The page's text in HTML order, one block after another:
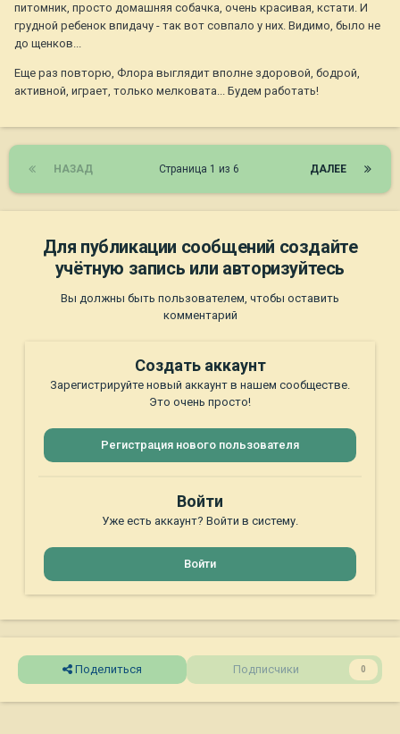
питомник, просто домашняя собачка, очень красивая, кстати. И
грудной ребенок впидачу - так вот совпало у них. Видимо, было не
до щенков...
Еще раз повторю, Флора выглядит вполне здоровой, бодрой,
активной, играет, только мелковата... Будем работать!
НАЗАД ДАЛЕЕ
Страница 1 из 6
Для публикации сообщений создайте
учётную запись или авторизуйтесь
Вы должны быть пользователем, чтобы оставить
комментарий
Создать аккаунт
Зарегистрируйте новый аккаунт в нашем сообществе.
Это очень просто!
Регистрация нового пользователя
Войти
Уже есть аккаунт? Войти в систему.
Войти
Поделиться Подписчики 0